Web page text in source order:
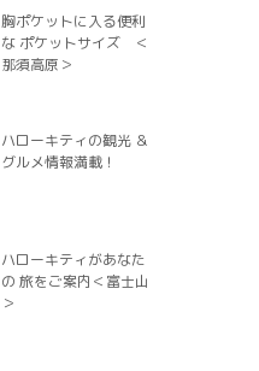
胸ポケットに入る便利
な ポケットサイズ ＜
那須高原＞
ハローキティの観光 ＆
グルメ情報満載！
ハローキティがあなた
の 旅をご案内＜富士山
＞